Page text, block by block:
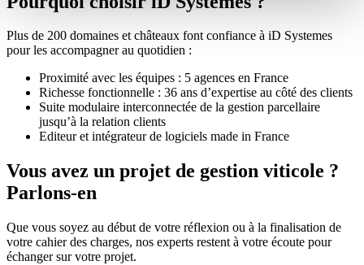
Plus de 200 domaines et châteaux font confiance à iD Systemes
pour les accompagner au quotidien :
Proximité avec les équipes : 5 agences en France
Richesse fonctionnelle : 36 ans d’expertise au côté des clients
Suite modulaire interconnectée de la gestion parcellaire
jusqu’à la relation clients
Editeur et intégrateur de logiciels made in France
Vous avez un projet de gestion viticole ?
Parlons‑en
Que vous soyez au début de votre réflexion ou à la finalisation de
votre cahier des charges, nos experts restent à votre écoute pour
échanger sur votre projet.